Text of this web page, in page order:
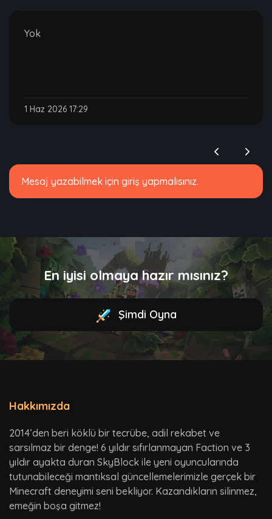
Yok
1 Haz 2026 17:29
Mesaj yazabilmek için giriş yapmalısınız.
En iyisi olmaya hazır mısınız?
Şimdi Oyna
Hakkımızda
2014’den beri köklü bir tecrübe, adil rekabet ve
sarsılmaz bir denge! 6 yıldır sıfırlanmayan Faction ve 3
yıldır ayakta duran SkyBlock ile yeni oyuncularında
tutunabileceği mantıksal güncellemelerimizle gerçek bir
Minecraft deneyimi seni bekliyor. Kazandıkların silinmez,
emeğin boşa gitmez!